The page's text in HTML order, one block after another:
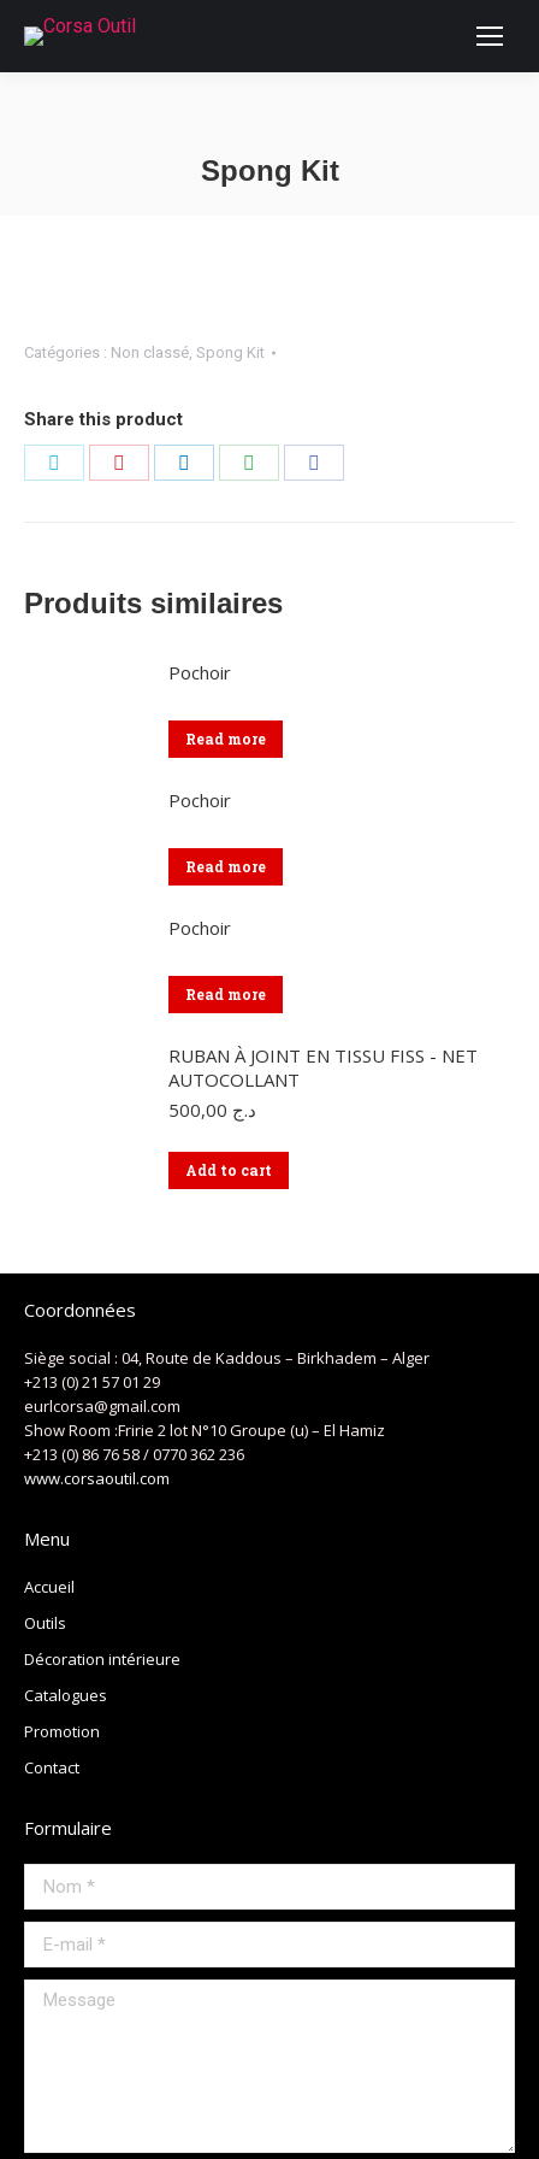
Spong Kit
Catégories : Non classé, Spong Kit
Share this product
Partager Partager Partager Partager
Produits similaires
Pochoir
Read more
Pochoir
Read more
Pochoir
Read more
RUBAN À JOINT EN TISSU FISS - NET
AUTOCOLLANT
د.ج
Add to cart
Coordonnées
Siège social : 04, Route de Kaddous – Birkhadem – Alger
+213 (0) 21 57 01 29
eurlcorsa@gmail.com
Show Room :Fririe 2 lot N°10 Groupe (u) – El Hamiz
+213 (0) 86 76 58 / 0770 362 236
www.corsaoutil.com
Menu
Accueil
Outils
Décoration intérieure
Catalogues
Promotion
Contact
Formulaire
Nom *
E-mail *
Message